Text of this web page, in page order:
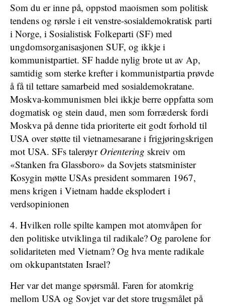
Som du er inne på, oppstod maoismen som politisk
tendens og rørsle i eit venstre-sosialdemokratisk parti
i Norge, i Sosialistisk Folkeparti (SF) med
ungdomsorganisasjonen SUF, og ikkje i
kommunistpartiet. SF hadde nylig brote ut av Ap,
samtidig som sterke krefter i kommunistpartia prøvde
å få til tettare samarbeid med sosialdemokratane.
Moskva-kommunismen blei ikkje berre oppfatta som
dogmatisk og stein daud, men som forrædersk fordi
Moskva på denne tida prioriterte eit godt forhold til
USA over støtte til vietnamesarane i frigjøringskrigen
mot USA. SFs talerøyr Orientering skreiv om
«Stanken fra Glassboro» da Sovjets statsminister
Kosygin møtte USAs president sommaren 1967,
mens krigen i Vietnam hadde eksplodert i
verdsopinionen
4. Hvilken rolle spilte kampen mot atomvåpen for
den politiske utviklinga til radikale? Og parolene for
solidariteten med Vietnam? Og hva mente radikale
om okkupantstaten Israel?
Her var det mange spørsmål. Faren for atomkrig
mellom USA og Sovjet var det store trugsmålet på